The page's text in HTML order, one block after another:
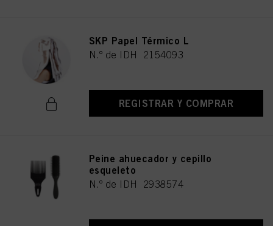
SKP Papel Térmico L
N.º de IDH 2154093
REGISTRAR Y COMPRAR
Peine ahuecador y cepillo
esqueleto
N.º de IDH 2938574